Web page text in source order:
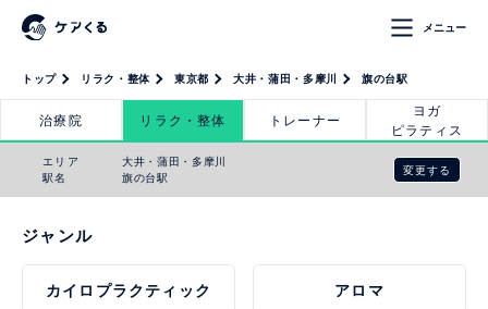
メニュー
トップ リラク・整体 東京都 大井・蒲田・多摩川 旗の台駅
治療院 リラク・整体 トレーナー
ヨガ
ピラティス
エリア
駅名
大井・蒲田・多摩川
旗の台駅
変更する
ジャンル
カイロプラクティック アロマ